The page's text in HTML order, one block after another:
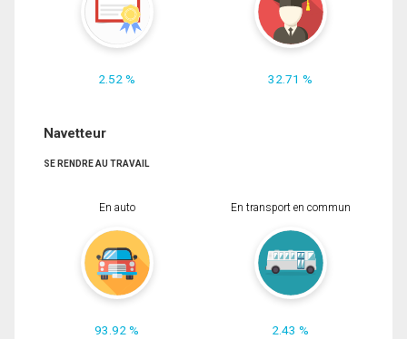
2.52 % 32.71 %
Navetteur
SE RENDRE AU TRAVAIL
En auto
93.92 %
En transport en commun
2.43 %